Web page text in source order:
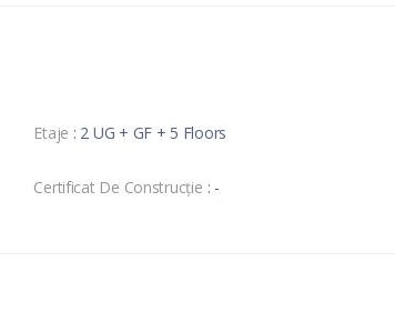
Etaje : 2 UG + GF + 5 Floors
Certificat De Construcție : -